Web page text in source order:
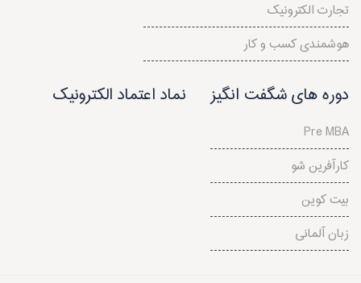
تجارت الکترونیک
هوشمندی کسب و کار
دوره های شگفت انگیز
Pre MBA
کارآفرین شو
بیت کوین
زبان آلمانی
نماد اعتماد الکترونیک